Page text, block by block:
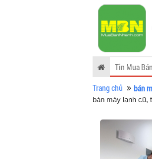
Tin Mua
Trang chủ
bán
bán máy lạnh cũ,